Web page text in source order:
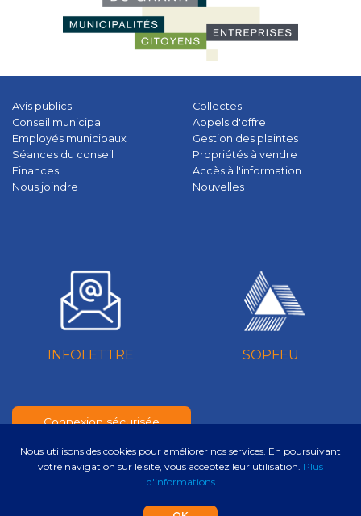
Avis publics
Conseil municipal
Employés municipaux
Séances du conseil
Finances
Nous joindre
Collectes
Appels d'offre
Gestion des plaintes
Propriétés à vendre
Accès à l'information
Nouvelles
INFOLETTRE SOPFEU
Connexion sécurisée
Nous utilisons des cookies pour améliorer nos services. En poursuivant
votre navigation sur le site, vous acceptez leur utilisation. Plus
d'informations